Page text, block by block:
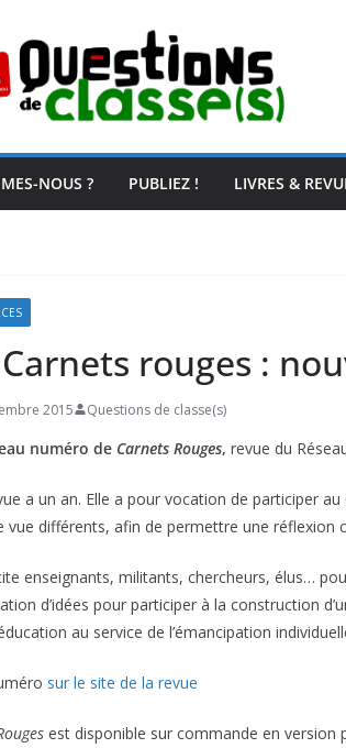
NOUS ? PUBLIEZ ! LIVRES &
Carnets rouges :
2015 Questions de classe(s)
numéro de Carnets Rouges, revue du
a un an. Elle a pour vocation de participer
vue différents, afin de permettre une réflexion
enseignants, militants, chercheurs, élus…
d’idées pour participer à la construction
au service de l’émancipation
sur le site de la revue
est disponible sur commande en version